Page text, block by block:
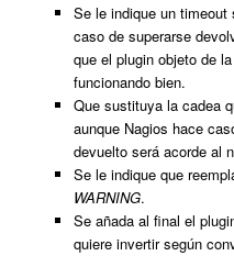
Se le indique un timeout
caso de superarse
que el plugin objeto de
funcionando bien.
Que sustituya la cadea
aunque Nagios hace
devuelto será acorde al
Se le indique que
WARNING.
Se añada al final el
quiere invertir según